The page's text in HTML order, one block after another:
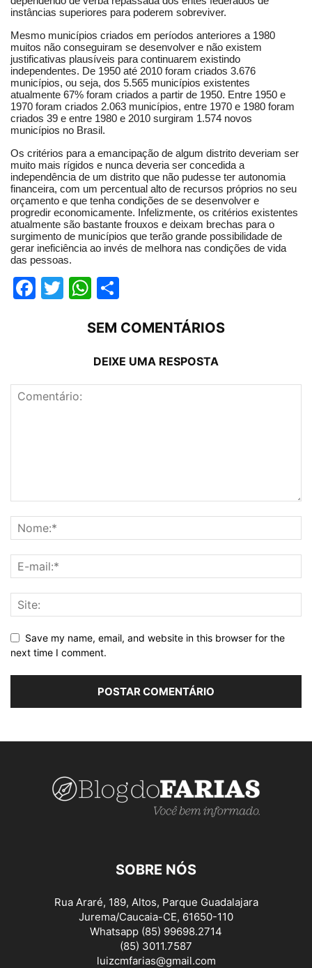
instâncias superiores para poderem sobreviver.
Mesmo municípios criados em períodos anteriores a 1980
muitos não conseguiram se desenvolver e não existem
justificativas plausíveis para continuarem existindo
independentes. De 1950 até 2010 foram criados 3.676
municípios, ou seja, dos 5.565 municípios existentes
atualmente 67% foram criados a partir de 1950. Entre 1950 e
1970 foram criados 2.063 municípios, entre 1970 e 1980 foram
criados 39 e entre 1980 e 2010 surgiram 1.574 novos
municípios no Brasil.
Os critérios para a emancipação de algum distrito deveriam ser
muito mais rígidos e nunca deveria ser concedida a
independência de um distrito que não pudesse ter autonomia
financeira, com um percentual alto de recursos próprios no seu
orçamento e que tenha condições de se desenvolver e
progredir economicamente. Infelizmente, os critérios existentes
atualmente são bastante frouxos e deixam brechas para o
surgimento de municípios que terão grande possibilidade de
gerar ineficiência ao invés de melhora nas condições de vida
das pessoas.
Facebook
TwitterWhatsApp
SEM COMENTÁRIOS
DEIXE UMA RESPOSTA
Save my name, email, and website in this browser for the
next time I comment.
SOBRE NÓS
Rua Araré, 189, Altos, Parque Guadalajara
Jurema/Caucaia-CE, 61650-110
Whatsapp (85) 99698.2714
(85) 3011.7587
luizcmfarias@gmail.com